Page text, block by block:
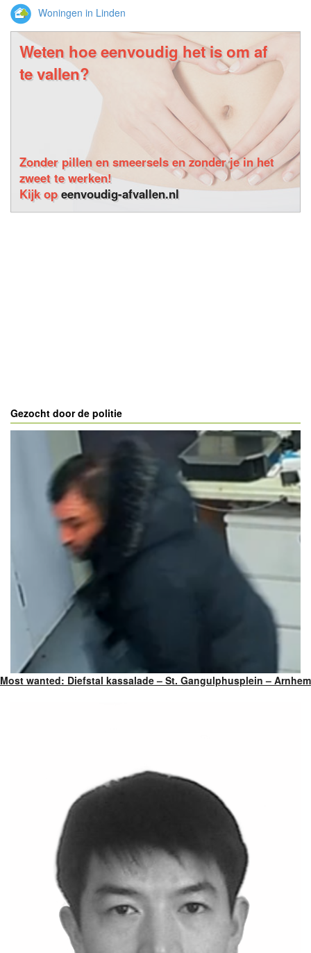
Woningen in Linden
Weten hoe eenvoudig het is om af
te vallen?
Zonder pillen en smeersels en zonder je in het
zweet te werken!
Kijk opeenvoudig-afvallen.nl
Gezocht door de politie
Most wanted: Diefstal kassalade – St. Gangulphusplein – Arnhem